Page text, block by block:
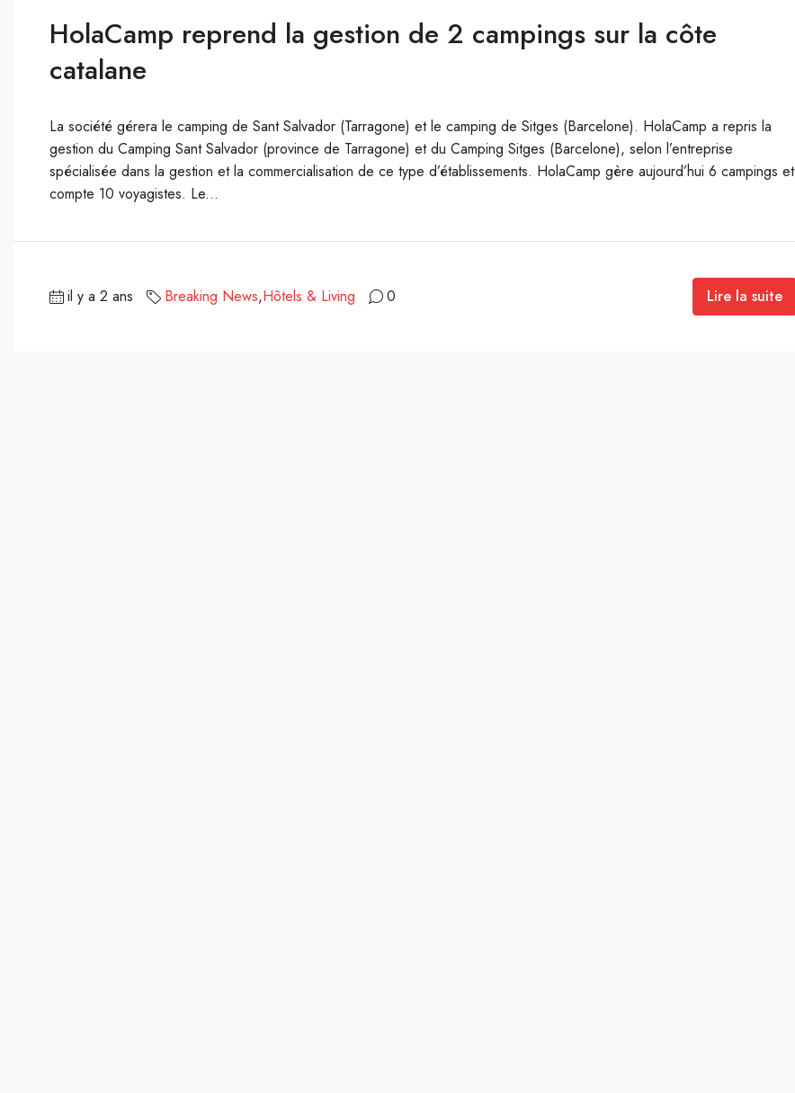
HolaCamp reprend la gestion de 2 campings sur la côte
catalane
La société gérera le camping de Sant Salvador (Tarragone) et le camping de Sitges (Barcelone). HolaCamp a repris la
gestion du Camping Sant Salvador (province de Tarragone) et du Camping Sitges (Barcelone), selon l’entreprise
spécialisée dans la gestion et la commercialisation de ce type d’établissements. HolaCamp gère aujourd’hui 6 campings et
compte 10 voyagistes. Le...
il y a 2 ans Breaking News,Hôtels & Living 0 Lire la suite